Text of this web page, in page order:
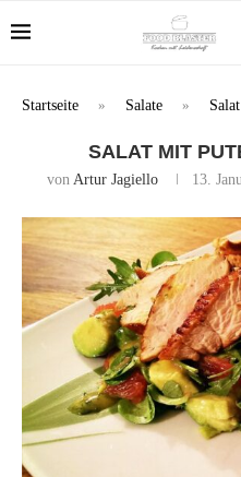
Startseite » Salate »
SALAT MIT
von Artur Jagiello 13.